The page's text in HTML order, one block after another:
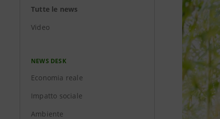
Tutte le news
Video
NEWS DESK
Economia reale
Impatto sociale
Ambiente